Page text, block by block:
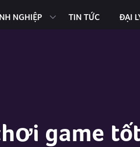
NGHIỆP TIN TỨC ĐẠI
game